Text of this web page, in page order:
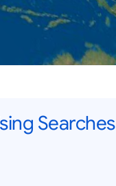
Searches